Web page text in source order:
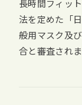
長時間フィッ
法を定めた「
般用マスク及
合と審査されま